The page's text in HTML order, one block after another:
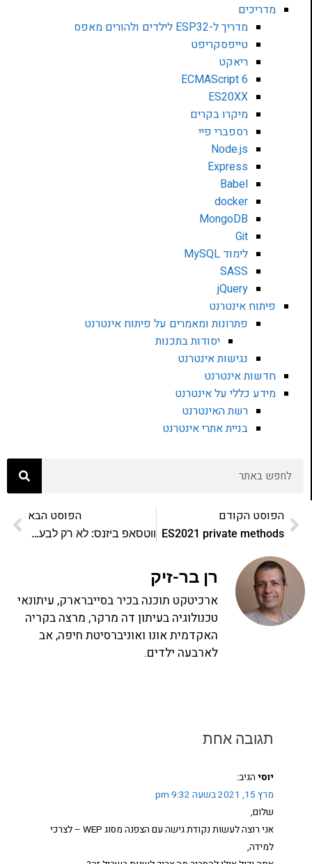
מדריכים
מדריך ל-ESP32 לילדים ולהורים מאפס
טייפסקריפט
ריאקט
ECMAScript 6
ES20XX
מיקרו בקרים
רספברי פיי
Node.js
Express
Babel
docker
MongoDB
Git
לימוד MySQL
SASS
jQuery
פיתוח אינטרנט
פתרונות ומאמרים על פיתוח אינטרנט
יסודות בתכנות
נגישות אינטרנט
חדשות אינטרנט
מידע כללי על אינטרנט
רשת האינטרנט
בניית אתרי אינטרנט
הפוסט הקודם
ES2021 private methods
הפוסט הבא
ווטסאפ ביזנס: לא רק לבעלי עסקים
רן בר-זיק
ארכיטקט תוכנה בכיר בסייברארק, עיתונאי
טכנולוגיה בעיתון דה מרקר, מרצה בקריה
האקדמית אונו ואוניברסיטת חיפה, אב
לארבעה ילדים.
תגובה אחת
יוסי הגיב:
מרץ 15, 2021 בשעה 9:32 pm
שלום,
אני רוצה לעשות נקודת גישה עם הצפנה מסוג WEP – לצרכי
למידה,